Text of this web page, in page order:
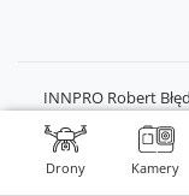
Drony Kamery
INNPRO Robert
mail:
NIP: